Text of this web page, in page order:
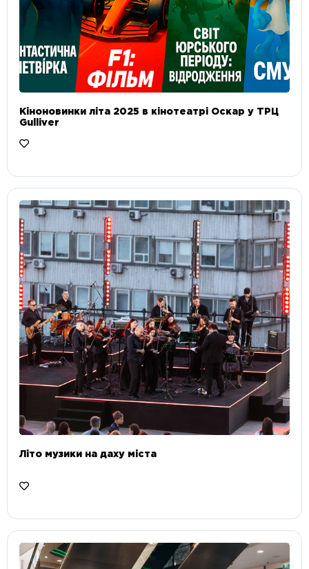
Кіноновинки літа 2025 в кінотеатрі Оскар у ТРЦ
Gulliver
Літо музики на даху міста